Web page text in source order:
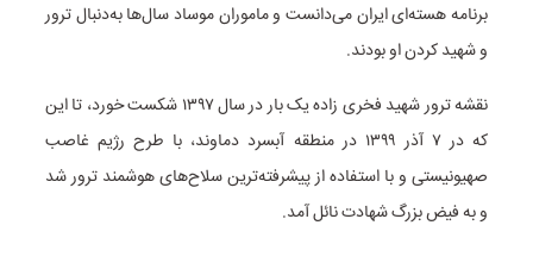
برنامه هسته‌ای ایران می‌دانست و ماموران موساد سال‌ها به‌دنبال ترور
و شهید کردن او بودند.
نقشه ترور شهید فخری زاده یک بار در سال ۱۳۹۷ شکست خورد، تا این
که در ۷ آذر ۱۳۹۹ در منطقه آبسرد دماوند، با طرح رژیم غاصب
صهیونیستی و با استفاده از پیشرفته‌ترین سلاح‌های هوشمند ترور شد
و به فیض بزرگ شهادت نائل آمد.